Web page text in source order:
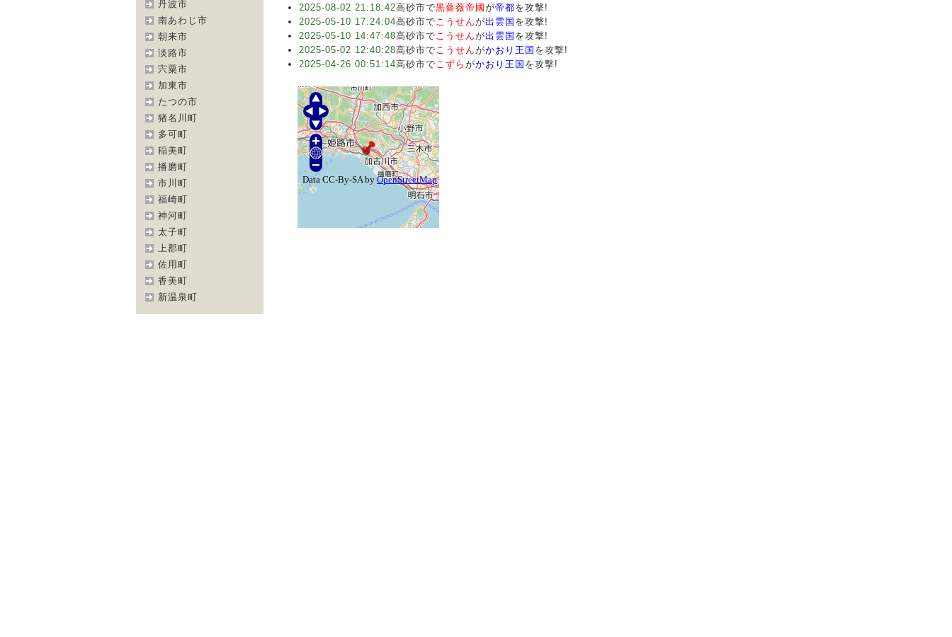
丹波市
南あわじ市
朝来市
淡路市
宍粟市
加東市
たつの市
猪名川町
多可町
稲美町
播磨町
市川町
福崎町
神河町
太子町
上郡町
佐用町
香美町
新温泉町
2025-08-02 21:18:42高砂市で黒薔薇帝國 が帝都を攻撃!
2025-05-10 17:24:04高砂市でこうせんが出雲国 を攻撃!
2025-05-10 14:47:48高砂市でこうせんが出雲国 を攻撃!
2025-05-02 12:40:28高砂市でこうせんがかおり王国 を攻撃!
2025-04-26 00:51:14高砂市でこずら がかおり王国 を攻撃!